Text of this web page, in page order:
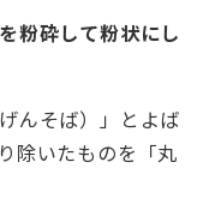
粉砕して粉状にし
んそば）」とよば
除いたものを「丸